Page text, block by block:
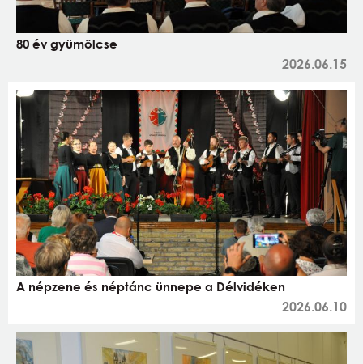
80 év gyümölcse
2026.06.15
A népzene és néptánc ünnepe a Délvidéken
2026.06.10